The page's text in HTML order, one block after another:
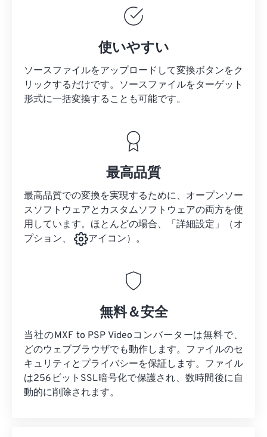
使いやすい
ソースファイルをアップロードして変換ボタンをク
リックするだけです。 ソースファイルをターゲット
形式に一括変換することも可能です。
最高品質
最高品質での変換を実現するために、オープンソー
スソフトウェアとカスタムソフトウェアの両方を使
用しています。ほとんどの場合、「詳細設定」（オ
プション、
アイコン）。
無料＆安全
当社のMXF to PSP Videoコンバーターは無料で、
どのウェブブラウザでも動作します。ファイルのセ
キュリティとプライバシーを保証します。ファイル
は256ビットSSL暗号化で保護され、数時間後に自
動的に削除されます。